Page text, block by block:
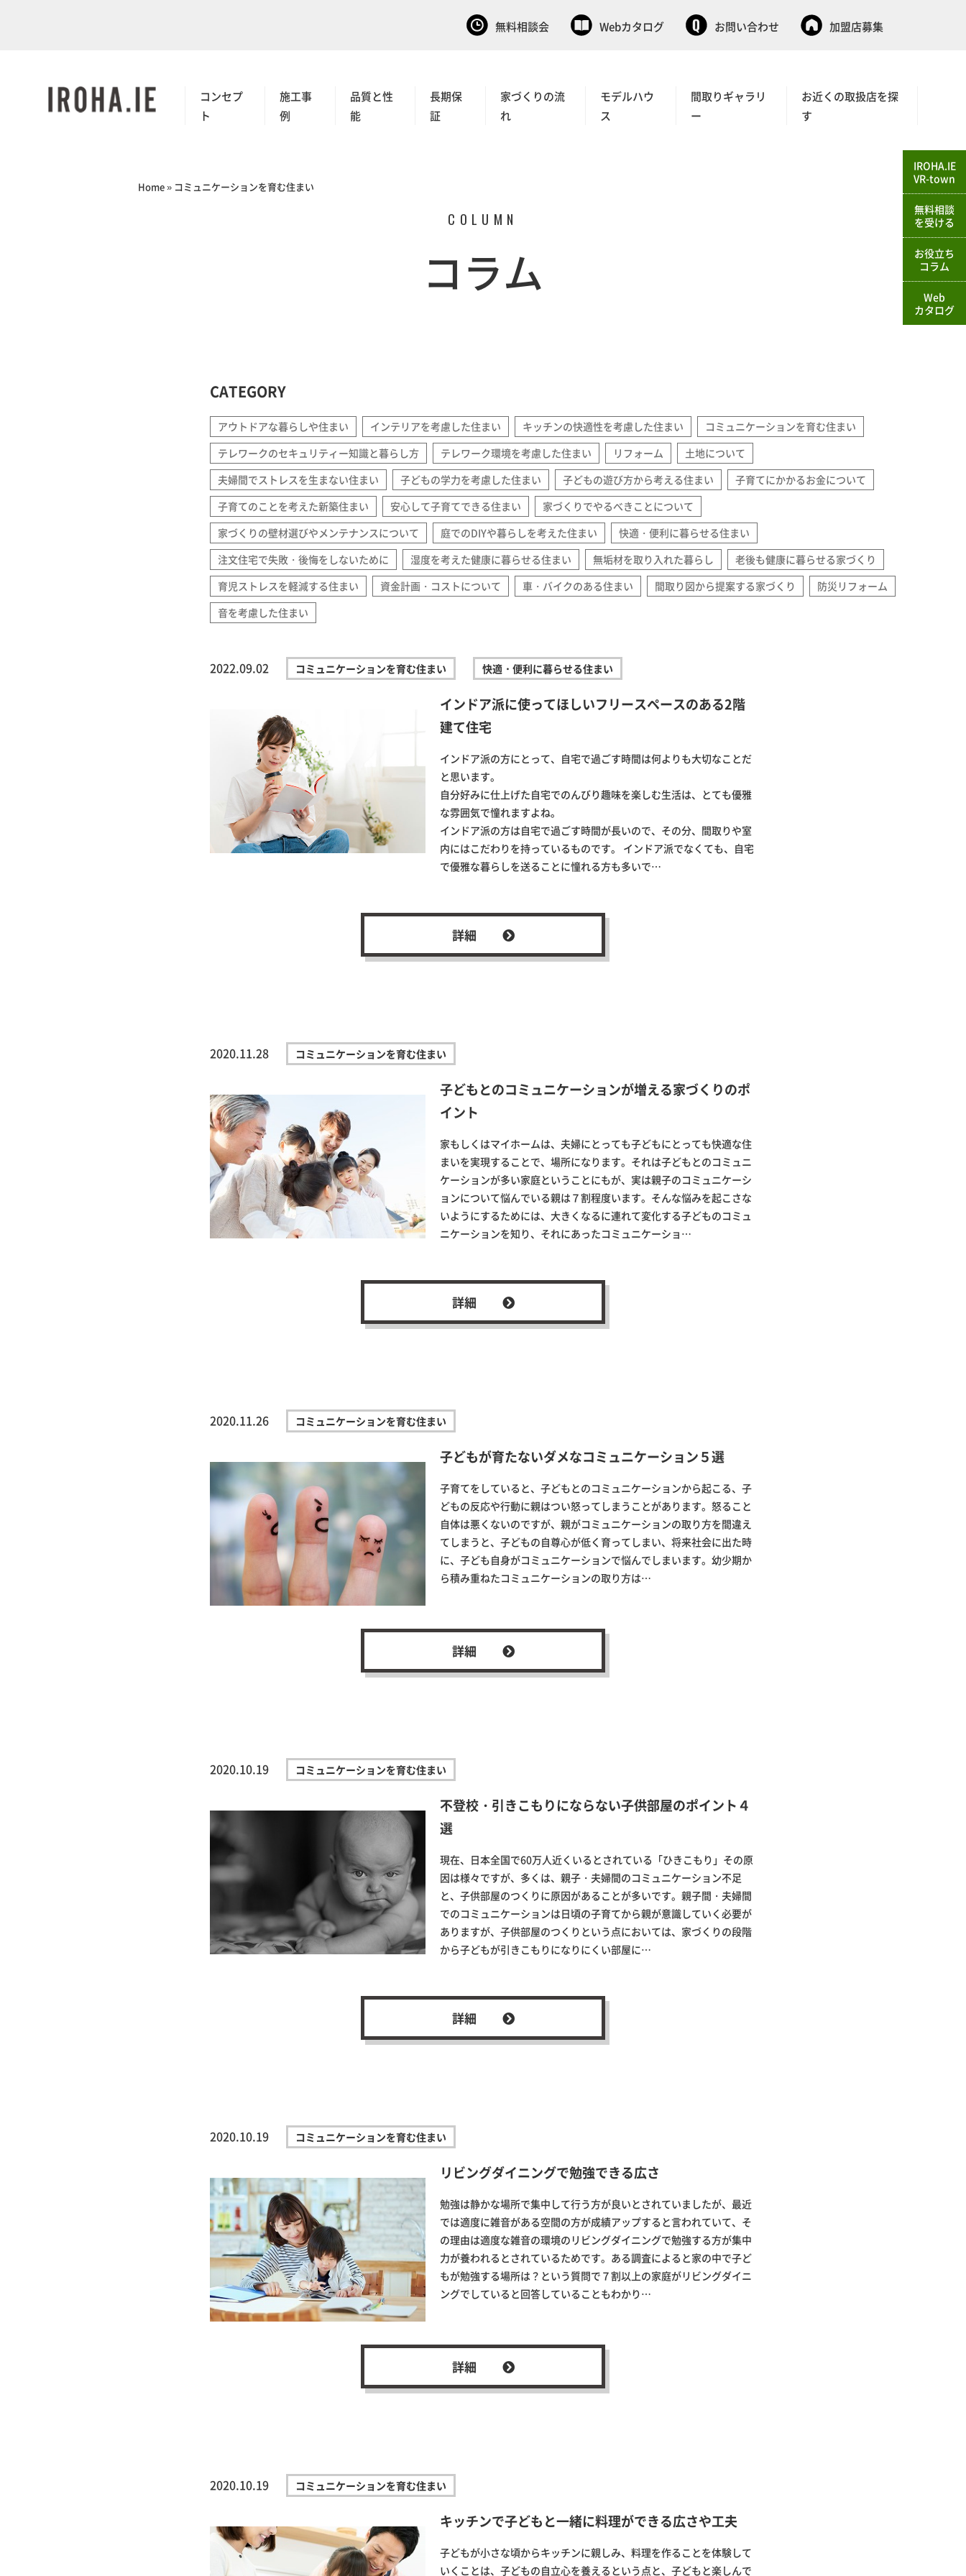
無料相談会 Webカタログ お問い合わせ 加盟店募集
コンセプ
ト
施工事
例
品質と性
能
長期保
証
家づくりの流
れ
モデルハウ
ス
間取りギャラリ
ー
お近くの取扱店を探
す
Home» コミュニケーションを育む住まい
COLUMN
コラム
CATEGORY
アウトドアな暮らしや住まい インテリアを考慮した住まい キッチンの快適性を考慮した住まい
コミュニケーションを育む住まい
テレワークのセキュリティー知識と暮らし方
テレワーク環境を考慮した住まい リフォーム
土地について
夫婦間でストレスを生まない住まい
子どもの学力を考慮した住まい 子どもの遊び方から考える住まい
子育てにかかるお金について
子育てのことを考えた新築住まい
安心して子育てできる住まい
家づくりでやるべきことについて
家づくりの壁材選びやメンテナンスについて
庭でのDIYや暮らしを考えた住まい
快適・便利に暮らせる住まい
注文住宅で失敗・後悔をしないために
湿度を考えた健康に暮らせる住まい 無垢材を取り入れた暮らし
老後も健康に暮らせる家づくり
育児ストレスを軽減する住まい
資金計画・コストについて 車・バイクのある住まい 間取り図から提案する家づくり
防災リフォーム
音を考慮した住まい
2022.09.02 コミュニケーションを育む住まい 快適・便利に暮らせる住まい
インドア派に使ってほしいフリースペースのある2階
建て住宅
インドア派の方にとって、自宅で過ごす時間は何よりも大切なことだ
と思います。
自分好みに仕上げた自宅でのんびり趣味を楽しむ生活は、とても優雅
な雰囲気で憧れますよね。
インドア派の方は自宅で過ごす時間が長いので、その分、間取りや室
内にはこだわりを持っているものです。 インドア派でなくても、自宅
で優雅な暮らしを送ることに憧れる方も多いで…
詳細
2020.11.28 コミュニケーションを育む住まい
子どもとのコミュニケーションが増える家づくりのポ
イント
家もしくはマイホームは、夫婦にとっても子どもにとっても快適な住
まいを実現することで、場所になります。それは子どもとのコミュニ
ケーションが多い家庭ということにもが、実は親子のコミュニケーシ
ョンについて悩んでいる親は７割程度います。そんな悩みを起こさな
いようにするためには、大きくなるに連れて変化する子どものコミュ
ニケーションを知り、それにあったコミュニケーショ…
詳細
2020.11.26 コミュニケーションを育む住まい
子どもが育たないダメなコミュニケーション５選
子育てをしていると、子どもとのコミュニケーションから起こる、子
どもの反応や行動に親はつい怒ってしまうことがあります。怒ること
自体は悪くないのですが、親がコミュニケーションの取り方を間違え
てしまうと、子どもの自尊心が低く育ってしまい、将来社会に出た時
に、子ども自身がコミュニケーションで悩んでしまいます。幼少期か
ら積み重ねたコミュニケーションの取り方は…
詳細
2020.10.19 コミュニケーションを育む住まい
不登校・引きこもりにならない子供部屋のポイント４
選
現在、日本全国で60万人近くいるとされている「ひきこもり」その原
因は様々ですが、多くは、親子・夫婦間のコミュニケーション不足
と、子供部屋のつくりに原因があることが多いです。親子間・夫婦間
でのコミュニケーションは日頃の子育てから親が意識していく必要が
ありますが、子供部屋のつくりという点においては、家づくりの段階
から子どもが引きこもりになりにくい部屋に…
詳細
2020.10.19 コミュニケーションを育む住まい
リビングダイニングで勉強できる広さ
勉強は静かな場所で集中して行う方が良いとされていましたが、最近
では適度に雑音がある空間の方が成績アップすると言われていて、そ
の理由は適度な雑音の環境のリビングダイニングで勉強する方が集中
力が養われるとされているためです。ある調査によると家の中で子ど
もが勉強する場所は？という質問で７割以上の家庭がリビングダイニ
ングでしていると回答していることもわかり…
詳細
2020.10.19 コミュニケーションを育む住まい
キッチンで子どもと一緒に料理ができる広さや工夫
子どもが小さな頃からキッチンに親しみ、料理を作ることを体験して
いくことは、子どもの自立心を養えるという点と、子どもと楽しんで
IROHA.IE
VR-town
無料相談
を受ける
お役立ち
コラム
Web
カタログ